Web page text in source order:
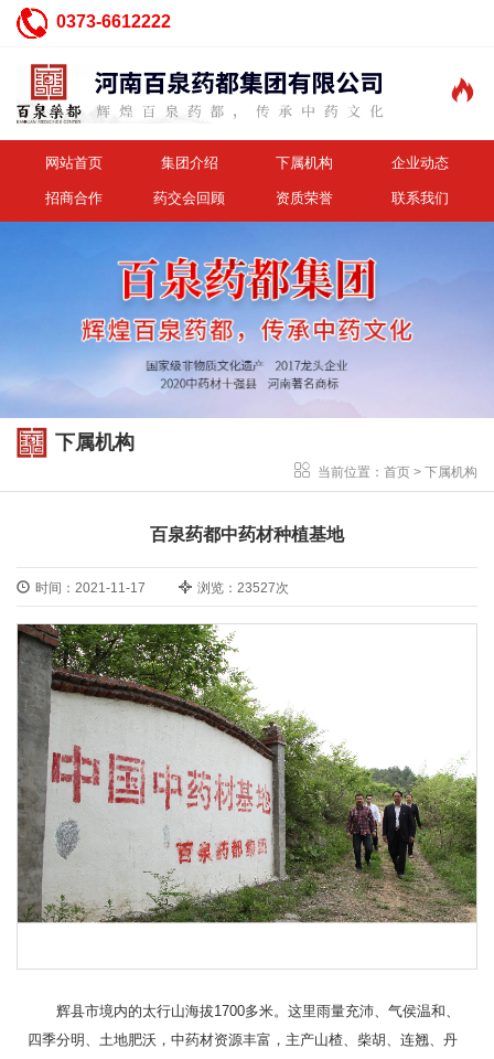
0373-6612222

网站首页 集团介绍 下属机构 企业动态
招商合作 药交会回顾 资质荣誉 联系我们
下属机构
当前位置： 首页 > 下属机构
百泉药都中药材种植基地
时间：2021-11-17 浏览：23527次
辉县市境内的太行山海拔1700多米。这里雨量充沛、气侯温和、
四季分明、土地肥沃，中药材资源丰富，主产山楂、柴胡、连翘、丹